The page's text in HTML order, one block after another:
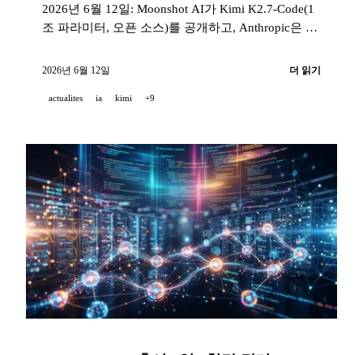
2026년 6월 12일: Moonshot AI가 Kimi K2.7-Code(1
조 파라미터, 오픈 소스)를 공개하고, Anthropic은 AI
과를 발표하며, TCS는 5만 명의 직원에게 Claude를
포인트와 함께 가중치를 공개합니다.
2026년 6월 12일 더 읽기
actualites ia kimi +9